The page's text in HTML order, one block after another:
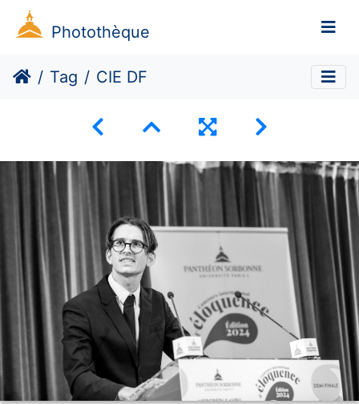
Photothèque
Tag CIE DF